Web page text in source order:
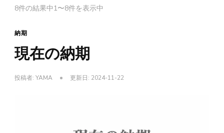
8件の結果中1〜8件を表示中
納期
現在の納期
投稿者: YAMA 更新日: 2024-11-22